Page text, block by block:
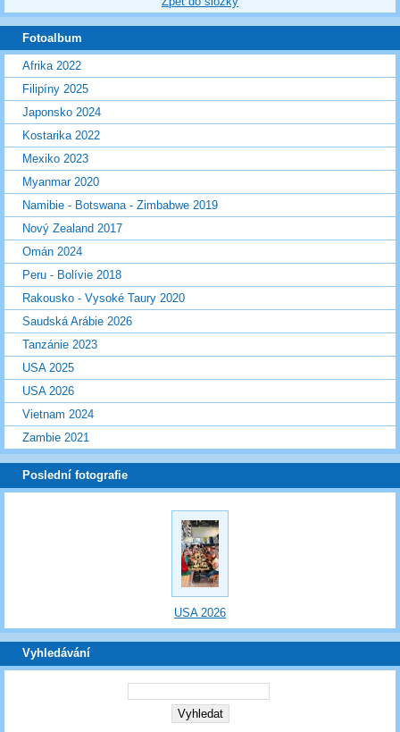
Fotoalbum
Afrika 2022
Filipíny 2025
Japonsko 2024
Kostarika 2022
Mexiko 2023
Myanmar 2020
Namibie - Botswana - Zimbabwe 2019
Nový Zealand 2017
Omán 2024
Peru - Bolívie 2018
Rakousko - Vysoké Taury 2020
Saudská Arábie 2026
Tanzánie 2023
USA 2025
USA 2026
Vietnam 2024
Zambie 2021
Poslední fotografie
USA 2026
Vyhledávání